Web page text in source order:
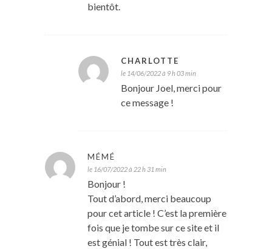
bientôt.
CHARLOTTE
le 14/06/2022 à 9 h 03 min
Bonjour Joel, merci pour
ce message !
MÉMÉ
le 16/07/2022 à 22 h 31 min
Bonjour !
Tout d’abord, merci beaucoup
pour cet article ! C’est la première
fois que je tombe sur ce site et il
est génial ! Tout est très clair,